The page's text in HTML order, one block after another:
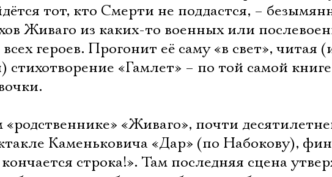
тот, кто Смерти не поддастся, –
Живаго из каких-то военных или
героев. Прогонит её саму «в свет», читая
стихотворение «Гамлет» – по той самой
«Живаго», почти
Каменьковича «Дар» (по Набокову),
строка!». Там последняя сцена